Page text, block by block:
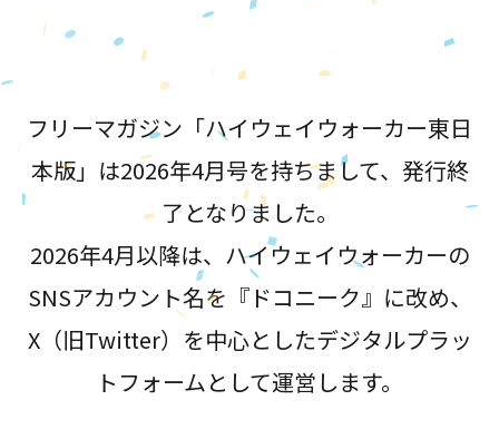
フリーマガジン「ハイウェイウォーカー東日
本版」は2026年4月号を持ちまして、発行終
了となりました。
2026年4月以降は、ハイウェイウォーカーの
SNSアカウント名を『ドコニーク』に改め、
X（旧Twitter）を中心としたデジタルプラッ
トフォームとして運営します。